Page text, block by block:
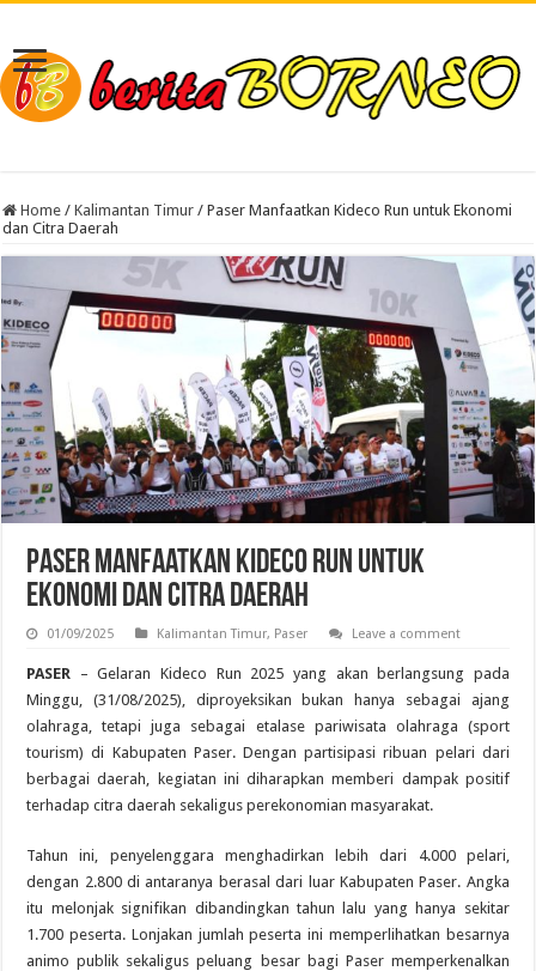
Home / Kalimantan Timur / Paser Manfaatkan Kideco Run untuk Ekonomi
dan Citra Daerah
Paser Manfaatkan Kideco Run untuk
Ekonomi dan Citra Daerah
01/09/2025 Kalimantan Timur, Paser Leave a comment
PASER – Gelaran Kideco Run 2025 yang akan berlangsung pada
Minggu, (31/08/2025), diproyeksikan bukan hanya sebagai ajang
olahraga, tetapi juga sebagai etalase pariwisata olahraga (sport
tourism) di Kabupaten Paser. Dengan partisipasi ribuan pelari dari
berbagai daerah, kegiatan ini diharapkan memberi dampak positif
terhadap citra daerah sekaligus perekonomian masyarakat.
Tahun ini, penyelenggara menghadirkan lebih dari 4.000 pelari,
dengan 2.800 di antaranya berasal dari luar Kabupaten Paser. Angka
itu melonjak signifikan dibandingkan tahun lalu yang hanya sekitar
1.700 peserta. Lonjakan jumlah peserta ini memperlihatkan besarnya
animo publik sekaligus peluang besar bagi Paser memperkenalkan